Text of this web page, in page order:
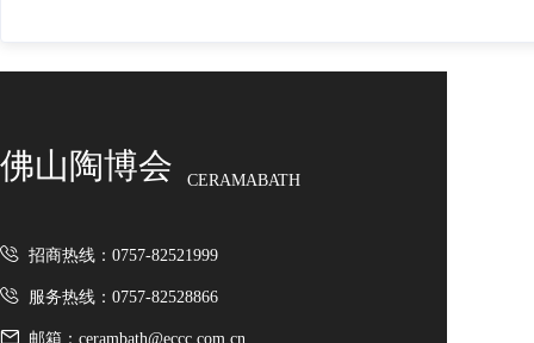
佛山陶博会 CERAMABATH
招商热线：0757-82521999
服务热线：0757-82528866
邮箱：cerambath@eccc.com.cn